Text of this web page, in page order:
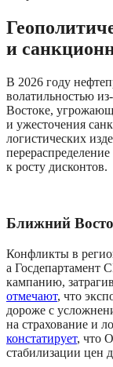
и
В 2026 году
волатильностью
Востоке,
и ужесточения
логистических
к росту дисконтов.
Ближний
Конфликты в
а Госдепартамент
отмечают, что
дороже с
констатирует, что
стабилизации цен